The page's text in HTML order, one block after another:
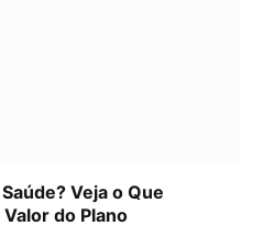
Veja o Que
do Plano